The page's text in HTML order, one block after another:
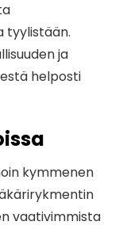
tyylistään.
ja
helposti
kymmenen
vaativimmista